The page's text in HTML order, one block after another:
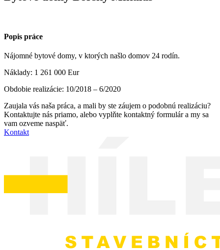
Popis práce
Nájomné bytové domy, v ktorých našlo domov 24 rodín.
Náklady: 1 261 000 Eur
Obdobie realizácie: 10/2018 – 6/2020
Zaujala vás naša práca, a mali by ste záujem o podobnú realizáciu?
Kontaktujte nás priamo, alebo vyplňte kontaktný formulár a my sa
vam ozveme naspäť.
Kontakt